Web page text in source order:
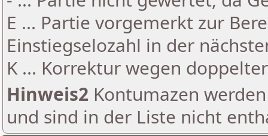
E ... Partie vorgemerkt zur
Einstiegselozahl in der
K ... Korrektur wegen
Hinweis2 Kontumazen
und sind in der Liste nicht